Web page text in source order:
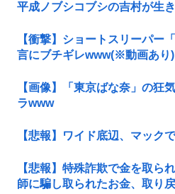
平成ノブシコブシの吉村が生
【衝撃】ショートスリーパー
言にブチギレwww(※動画あり)
【画像】「東京ばな奈」の狂
ラwww
【悲報】ワイド底辺、マック
【悲報】特殊詐欺で金を取ら
師に騙し取られたお金、取り